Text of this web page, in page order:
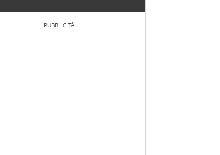
PUBBLICITÀ